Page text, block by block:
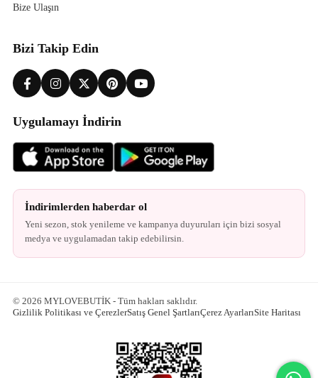
Bize Ulaşın
Bizi Takip Edin
Uygulamayı İndirin
İndirimlerden haberdar ol
Yeni sezon, stok yenileme ve kampanya duyuruları için bizi sosyal
medya ve uygulamadan takip edebilirsin.
© 2026 MYLOVEBUTİK - Tüm hakları saklıdır.
Gizlilik Politikası ve ÇerezlerSatış Genel ŞartlarıÇerez AyarlarıSite Haritası